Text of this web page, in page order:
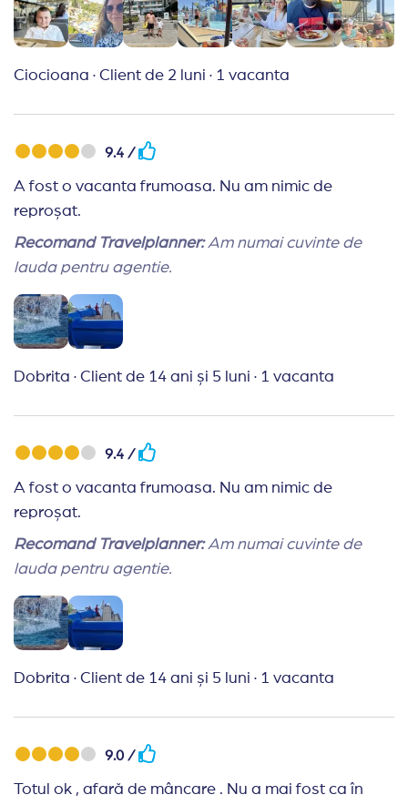
bine realizate , găseam toate informațiile de care
aveam nevoie la un clik distanță ! Super agenție!
Ciocioana · Client de 2 luni · 1 vacanta
9.4 /
A fost o vacanta frumoasa. Nu am nimic de
reproșat.
Recomand Travelplanner:Am numai cuvinte de
lauda pentru agentie.
Dobrita · Client de 14 ani și 5 luni · 1 vacanta
9.4 /
A fost o vacanta frumoasa. Nu am nimic de
reproșat.
Recomand Travelplanner:Am numai cuvinte de
lauda pentru agentie.
Dobrita · Client de 14 ani și 5 luni · 1 vacanta
9.0 /
Totul ok , afară de mâncare . Nu a mai fost ca în